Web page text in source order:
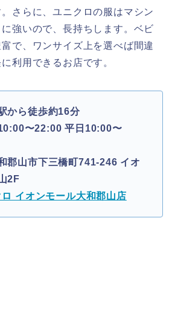
さらに、ユニクロの服はマシン
強いので、長持ちします。ベビ
で、ワンサイズ上を選べば間違
利用できるお店です。
から徒歩約16分
〜22:00 平日10:00〜
郡山市下三橋町741-246 イオ
2F
イオンモール大和郡山店